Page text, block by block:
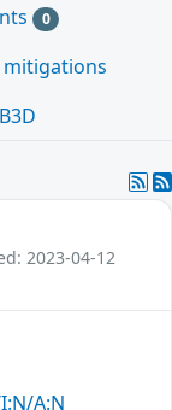
0
mitigations
2023-04-12
A:N